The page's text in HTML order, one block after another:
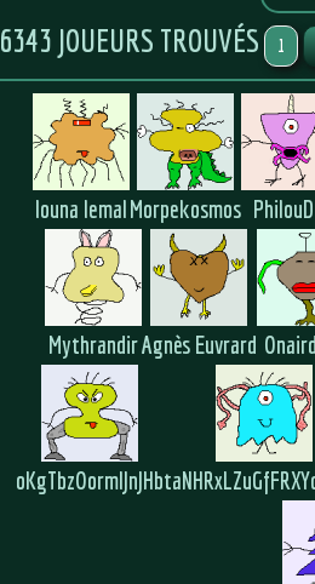
6343 JOUEURS TROUVÉS 1
louna lemalMorpekosmos
MythrandirAgnès Euvrard
oKgTbzOormlJnJHb